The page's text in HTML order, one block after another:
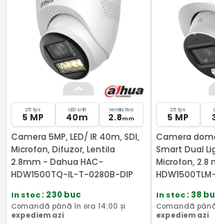
25 fps
5 MP
LED si IR
40m
lentila fixa
2.8mm
Camera 5MP, LED/ IR 40m, SDI,
Microfon, Difuzor, Lentila
2.8mm - Dahua HAC-
HDW1500TQ-IL-T-0280B-DIP
In stoc: 230 buc
Comandă până în ora 14:00 și
expediem azi
25 fps
5 MP
Camera
Smart Dual
Microfon, 2.8
In stoc: 38
Comandă
expediem azi